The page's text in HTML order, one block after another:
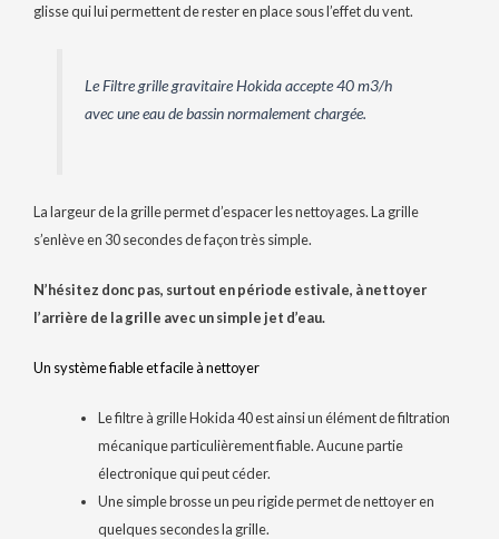
glisse qui lui permettent de rester en place sous l’effet du vent.
Le Filtre grille gravitaire Hokida accepte 40 m3/h
avec une eau de bassin normalement chargée.
La largeur de la grille permet d’espacer les nettoyages. La grille
s’enlève en 30 secondes de façon très simple.
N’hésitez donc pas, surtout en période estivale, à nettoyer
l’arrière de la grille avec un simple jet d’eau.
Un système fiable et facile à nettoyer
Le filtre à grille Hokida 40 est ainsi un élément de filtration
mécanique particulièrement fiable. Aucune partie
électronique qui peut céder.
Une simple brosse un peu rigide permet de nettoyer en
quelques secondes la grille.